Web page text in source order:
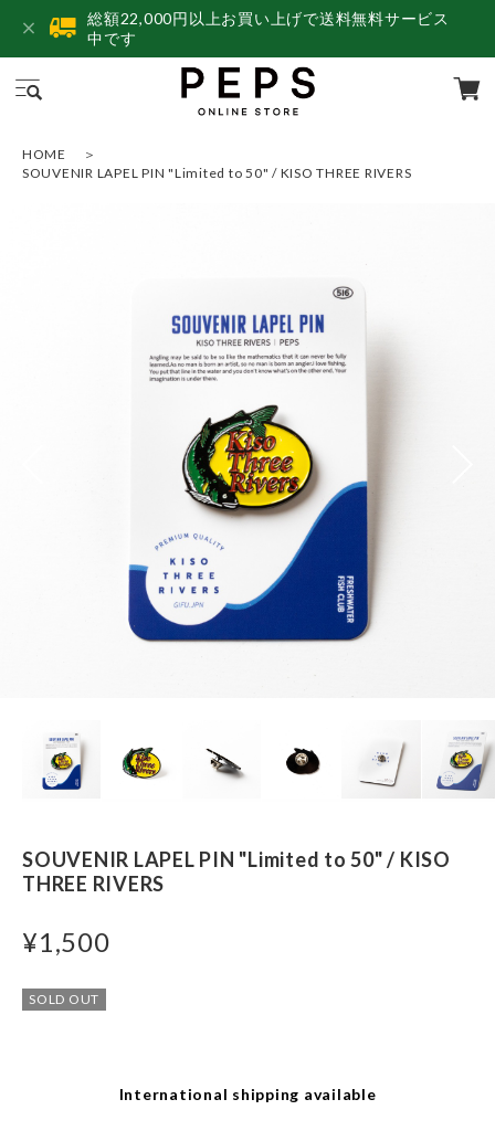
総額22,000円以上お買い上げで送料無料サービス
中です
HOME
SOUVENIR LAPEL PIN "Limited to 50" / KISO THREE RIVERS
SOUVENIR LAPEL PIN "Limited to 50" / KISO
THREE RIVERS
¥1,500
SOLD OUT
International shipping available